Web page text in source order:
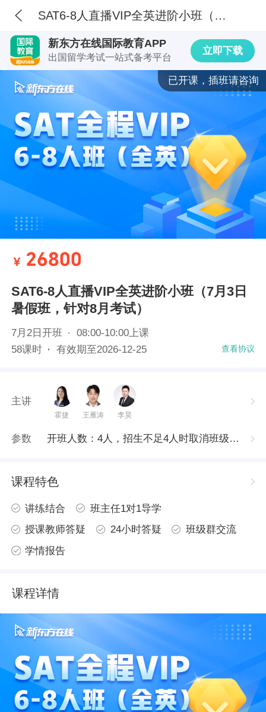
SAT6-8人直播VIP全英进阶小班（7月3日暑假班，针对8月考试）
新东方在线国际教育APP
出国留学考试一站式备考平台
立即下载
已开课，插班请咨询
¥ 26800
SAT6-8人直播VIP全英进阶小班（7月3日
暑假班，针对8月考试）
7月2日开班
08:00-10:00上课
58课时 有效期至2026-12-25 查看协议
主讲
霍捷 王雁涛 李昊
参数 开班人数：4人，招生不足4人时取消班级或与其他同类班级合班上课
课程特色
讲练结合
班主任1对1导学
授课教师答疑
24小时答疑
班级群交流
学情报告
课程详情